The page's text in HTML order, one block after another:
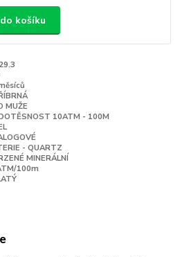
košíku
MUŽE
10ATM - 100M
- QUARTZ
MINERÁLNÍ
100m